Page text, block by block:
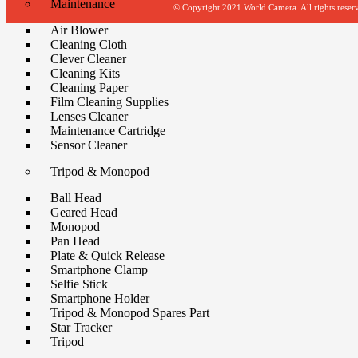
Maintenance
Air Blower
Cleaning Cloth
Clever Cleaner
Cleaning Kits
Cleaning Paper
Film Cleaning Supplies
Lenses Cleaner
Maintenance Cartridge
Sensor Cleaner
Tripod & Monopod
Ball Head
Geared Head
Monopod
Pan Head
Plate & Quick Release
Smartphone Clamp
Selfie Stick
Smartphone Holder
Tripod & Monopod Spares Part
Star Tracker
Tripod
© Copyright 2021 World Camera. All rights